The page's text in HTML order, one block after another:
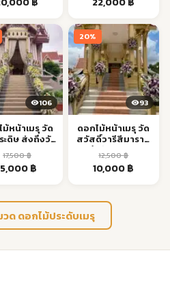
฿.
is:
20,000 ฿.
was:
24,500 ฿.
is:
22,000
106
ม้หน้าเมรุ วัด
ะดิษ ส่งถึงวัด
ทพฯ | Aorest
17,500฿
฿.
฿
15,000 ฿.
20%
93
ดอกไม้หน้าเมรุ วัด
สวัสดิ์วารีสีมาราม
ส่งถึงวัด กรุงเทพฯ
| Aorest
12,500฿
Original
12,500 ฿.
10,000฿
ด ดอกไม้ประดับเมรุ